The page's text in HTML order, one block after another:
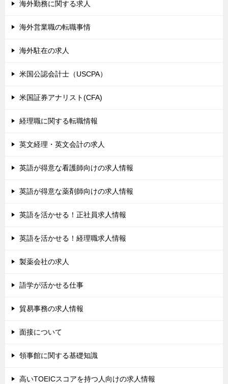
海外勤務に関する求人
海外営業職の転職事情
海外駐在の求人
米国公認会計士（USCPA）
米国証券アナリスト(CFA)
経理職に関する転職情報
英文経理・英文会計の求人
英語が得意な看護師向けの求人情報
英語が得意な薬剤師向けの求人情報
英語を活かせる！正社員求人情報
英語を活かせる！経理職求人情報
製薬会社の求人
語学が活かせる仕事
貿易事務の求人情報
面接について
領事館に関する基礎知識
高いTOEICスコアを持つ人向けの求人情報